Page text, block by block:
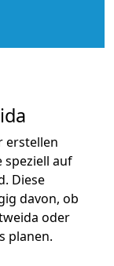
erstellen
speziell auf
Diese
davon, ob
oder
planen.